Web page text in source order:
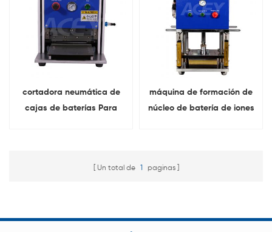
cortadora neumática de
cajas de baterías Para
máquina de formación de
núcleo de batería de iones
Un total de 1 paginas